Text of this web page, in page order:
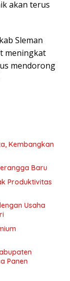
akan terus
Sleman
meningkat
mendorong
Kembangkan
Baru
Produktivitas
Usaha
Panen